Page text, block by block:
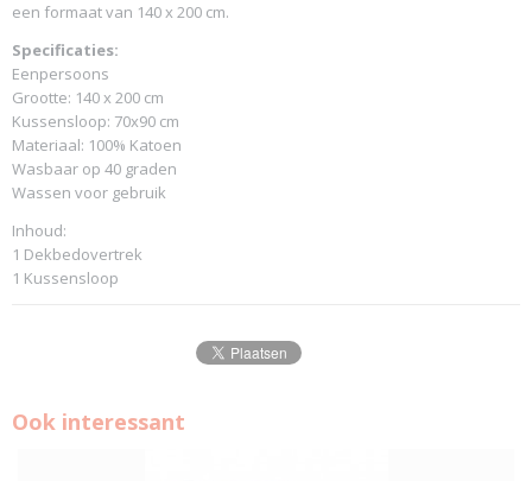
een formaat van 140 x 200 cm.
Specificaties:
Eenpersoons
Grootte: 140 x 200 cm
Kussensloop: 70x90 cm
Materiaal: 100% Katoen
Wasbaar op 40 graden
Wassen voor gebruik
Inhoud:
1 Dekbedovertrek
1 Kussensloop
Ook interessant